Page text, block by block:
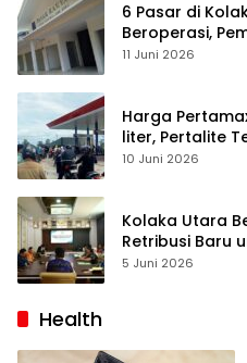
6 Pasar di
Beroperasi,
Pulihkan
11 Juni 2026
Harga
liter, Pertalite
10 Juni 2026
Kolaka Utara
Retribusi Baru
Daftarnya
5 Juni 2026
Health